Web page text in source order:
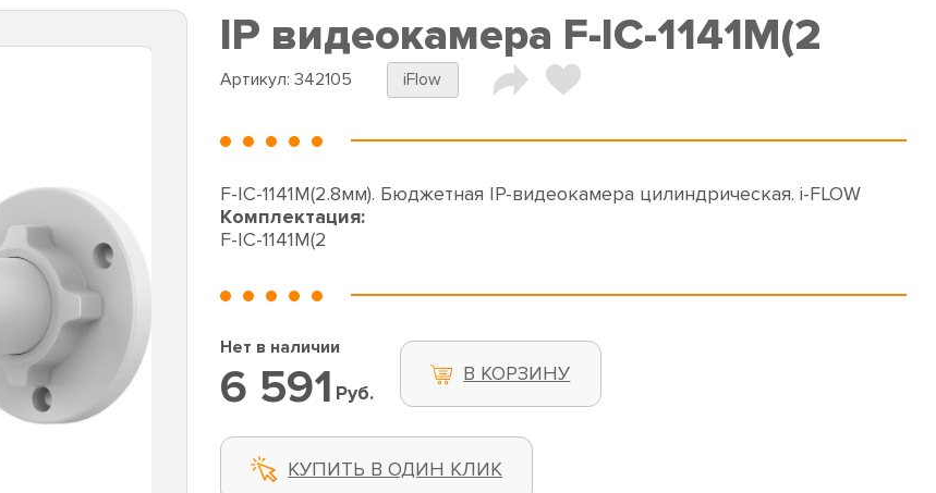
IP видеокамера F-IC-1141M(2
Артикул: 342105 iFlow
F-IC-1141M(2.8мм). Бюджетная IP-видеокамера цилиндрическая. i-FLOW
Комплектация:
F-IC-1141M(2
Нет в наличии
6 591 Руб.
В КОРЗИНУ
КУПИТЬ В ОДИН КЛИК